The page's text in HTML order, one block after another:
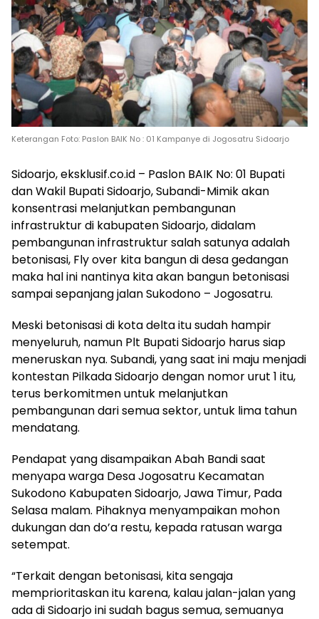
Keterangan Foto: Paslon BAIK No : 01 Kampanye di Jogosatru Sidoarjo
Sidoarjo, eksklusif.co.id – Paslon BAIK No: 01 Bupati
dan Wakil Bupati Sidoarjo, Subandi-Mimik akan
konsentrasi melanjutkan pembangunan
infrastruktur di kabupaten Sidoarjo, didalam
pembangunan infrastruktur salah satunya adalah
betonisasi, Fly over kita bangun di desa gedangan
maka hal ini nantinya kita akan bangun betonisasi
sampai sepanjang jalan Sukodono – Jogosatru.
Meski betonisasi di kota delta itu sudah hampir
menyeluruh, namun Plt Bupati Sidoarjo harus siap
meneruskan nya. Subandi, yang saat ini maju menjadi
kontestan Pilkada Sidoarjo dengan nomor urut 1 itu,
terus berkomitmen untuk melanjutkan
pembangunan dari semua sektor, untuk lima tahun
mendatang.
Pendapat yang disampaikan Abah Bandi saat
menyapa warga Desa Jogosatru Kecamatan
Sukodono Kabupaten Sidoarjo, Jawa Timur, Pada
Selasa malam. Pihaknya menyampaikan mohon
dukungan dan do’a restu, kepada ratusan warga
setempat.
“Terkait dengan betonisasi, kita sengaja
memprioritaskan itu karena, kalau jalan-jalan yang
ada di Sidoarjo ini sudah bagus semua, semuanya